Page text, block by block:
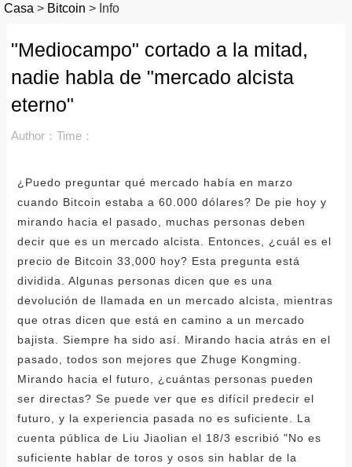
Casa > Bitcoin > Info
"Mediocampo" cortado a la mitad,
nadie habla de "mercado alcista
eterno"
Author： Time：
¿Puedo preguntar qué mercado había en marzo
cuando Bitcoin estaba a 60.000 dólares? De pie hoy y
mirando hacia el pasado, muchas personas deben
decir que es un mercado alcista. Entonces, ¿cuál es el
precio de Bitcoin 33,000 hoy? Esta pregunta está
dividida. Algunas personas dicen que es una
devolución de llamada en un mercado alcista, mientras
que otras dicen que está en camino a un mercado
bajista. Siempre ha sido así. Mirando hacia atrás en el
pasado, todos son mejores que Zhuge Kongming.
Mirando hacia el futuro, ¿cuántas personas pueden
ser directas? Se puede ver que es difícil predecir el
futuro, y la experiencia pasada no es suficiente. La
cuenta pública de Liu Jiaolian el 18/3 escribió "No es
suficiente hablar de toros y osos sin hablar de la